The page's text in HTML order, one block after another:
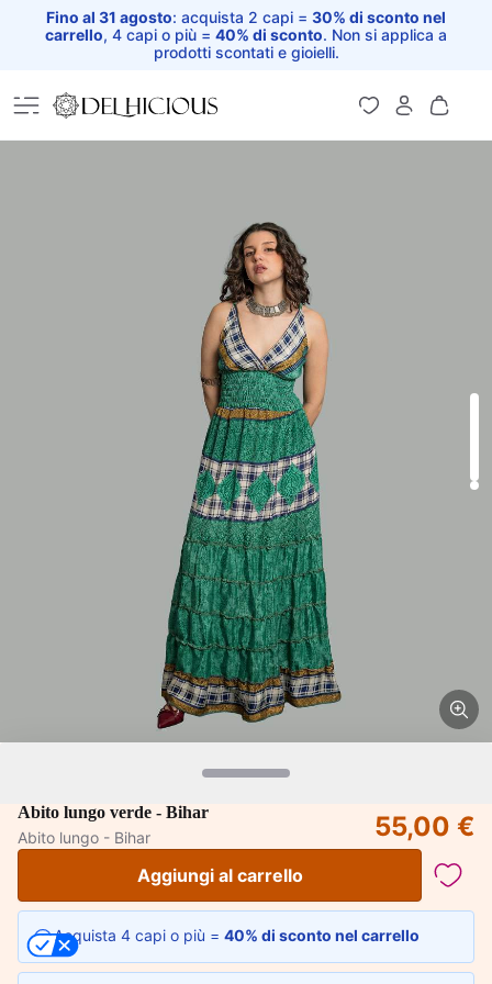
Fino al 31 agosto: acquista 2 capi = 30% di sconto nel
carrello, 4 capi o più = 40% di sconto. Non si applica a
prodotti scontati e gioielli.
Home
Abito lungo verde - Bihar
Abito lungo - Bihar
55,00 €
Aggiungi al carrello
Acquista 4 capi o più = 40% di sconto nel carrello